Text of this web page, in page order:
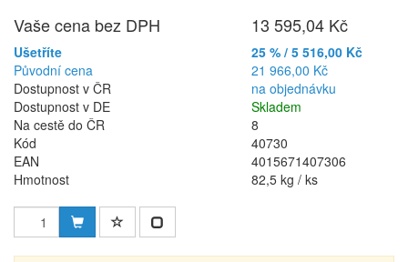
Vaše cena bez DPH
13 595,04 Kč
Ušetříte
25 % / 5 516,00 Kč
Původní cena
21 966,00 Kč
Dostupnost v ČR
na objednávku
Dostupnost v DE
Skladem
Na cestě do ČR
8
Kód
40730
EAN
4015671407306
Hmotnost
82,5 kg / ks